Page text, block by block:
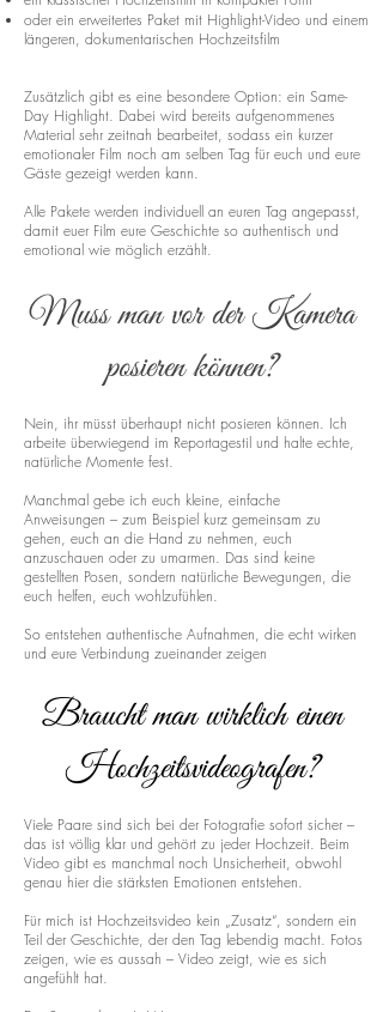
oder ein erweitertes Paket mit Highlight-Video und einem
längeren, dokumentarischen Hochzeitsfilm
Zusätzlich gibt es eine besondere Option: ein Same-
Day Highlight. Dabei wird bereits aufgenommenes
Material sehr zeitnah bearbeitet, sodass ein kurzer
emotionaler Film noch am selben Tag für euch und eure
Gäste gezeigt werden kann.
Alle Pakete werden individuell an euren Tag angepasst,
damit euer Film eure Geschichte so authentisch und
emotional wie möglich erzählt.
Muss man vor der Kamera
posieren können?
Nein, ihr müsst überhaupt nicht posieren können. Ich
arbeite überwiegend im Reportagestil und halte echte,
natürliche Momente fest.
Manchmal gebe ich euch kleine, einfache
Anweisungen – zum Beispiel kurz gemeinsam zu
gehen, euch an die Hand zu nehmen, euch
anzuschauen oder zu umarmen. Das sind keine
gestellten Posen, sondern natürliche Bewegungen, die
euch helfen, euch wohlzufühlen.
So entstehen authentische Aufnahmen, die echt wirken
und eure Verbindung zueinander zeigen
Braucht man wirklich einen
Hochzeitsvideografen?
Viele Paare sind sich bei der Fotografie sofort sicher –
das ist völlig klar und gehört zu jeder Hochzeit. Beim
Video gibt es manchmal noch Unsicherheit, obwohl
genau hier die stärksten Emotionen entstehen.
Für mich ist Hochzeitsvideo kein „Zusatz“, sondern ein
Teil der Geschichte, der den Tag lebendig macht. Fotos
zeigen, wie es aussah – Video zeigt, wie es sich
angefühlt hat.